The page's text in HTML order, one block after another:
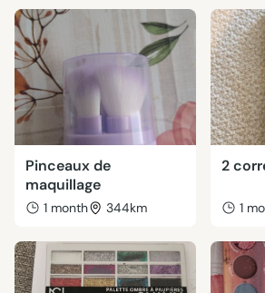
Pinceaux de
maquillage
1 month 344km
2
1